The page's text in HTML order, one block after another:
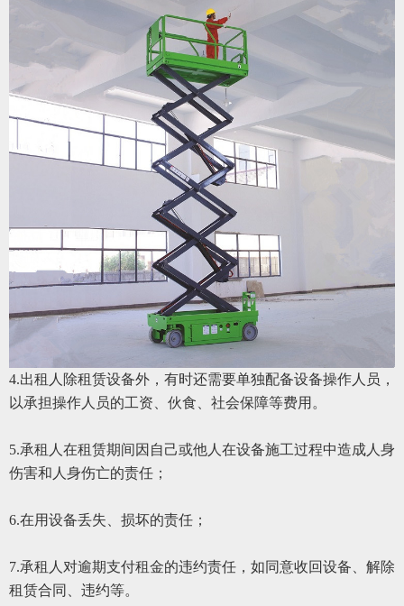
4.出租人除租赁设备外，有时还需要单独配备设备操作人员，
以承担操作人员的工资、伙食、社会保障等费用。
5.承租人在租赁期间因自己或他人在设备施工过程中造成人身
伤害和人身伤亡的责任；
6.在用设备丢失、损坏的责任；
7.承租人对逾期支付租金的违约责任，如同意收回设备、解除
租赁合同、违约等。